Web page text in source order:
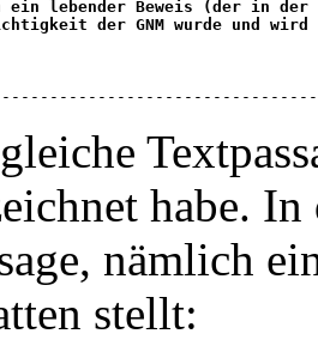
ein lebender Beweis (der in
der GNM wurde und wird
habe.
nämlich
stellt: